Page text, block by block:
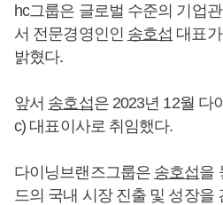
hc그룹은 글로벌 수준의 기업
서 전문경영인인 송호섭 대표
밝혔다.
앞서 송호섭은 2023년 12월 다
c) 대표이사로 취임했다.
다이닝브랜즈그룹은 송호섭을
드의 국내 시장 진출 및 성장을